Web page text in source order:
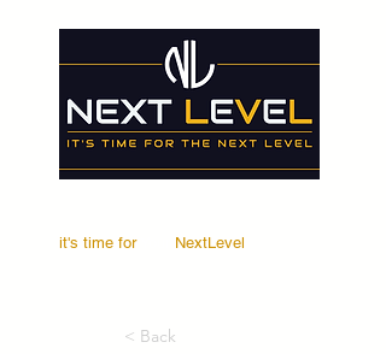
it's time for NextLevel
< Back